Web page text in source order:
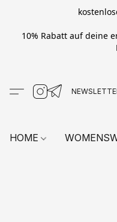
10% Rabatt auf deine
HOME